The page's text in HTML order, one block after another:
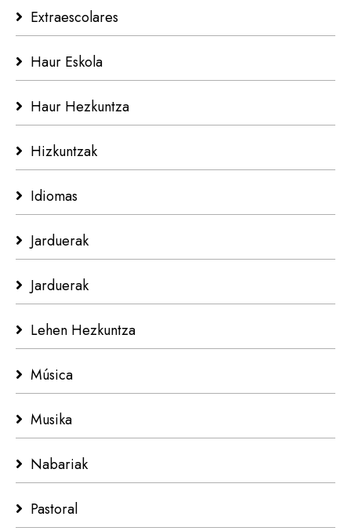
Extraescolares
Haur Eskola
Haur Hezkuntza
Hizkuntzak
Idiomas
Jarduerak
Jarduerak
Lehen Hezkuntza
Música
Musika
Nabariak
Pastoral